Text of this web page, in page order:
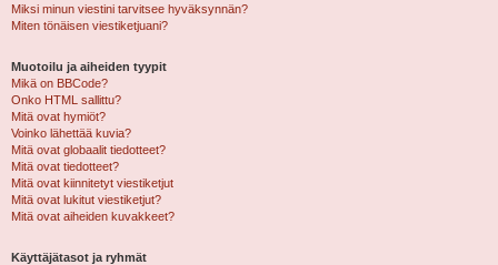
Miksi minun viestini tarvitsee hyväksynnän?
Miten tönäisen viestiketjuani?
Muotoilu ja aiheiden tyypit
Mikä on BBCode?
Onko HTML sallittu?
Mitä ovat hymiöt?
Voinko lähettää kuvia?
Mitä ovat globaalit tiedotteet?
Mitä ovat tiedotteet?
Mitä ovat kiinnitetyt viestiketjut
Mitä ovat lukitut viestiketjut?
Mitä ovat aiheiden kuvakkeet?
Käyttäjätasot ja ryhmät